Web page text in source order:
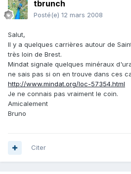
tbrunch
Posté(e) 12 mars 2008
Salut,
Il y a quelques carrières autour de
très loin de Brest.
Mindat signale quelques minéraux
ne sais pas si on en trouve dans ces
http://www.mindat.org/loc-57354.html
Je ne connais pas vraiment le coin.
Amicalement
Bruno
Citer